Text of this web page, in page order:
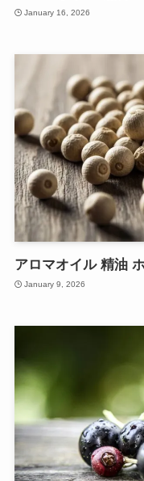
January 16, 2026
アロマオイル 精油
January 9, 2026